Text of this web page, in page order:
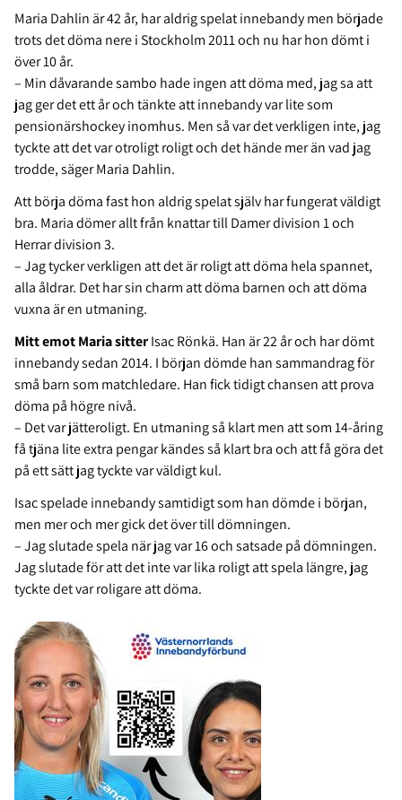
Maria Dahlin är 42 år, har aldrig spelat innebandy men började
trots det döma nere i Stockholm 2011 och nu har hon dömt i
över 10 år.
– Min dåvarande sambo hade ingen att döma med, jag sa att
jag ger det ett år och tänkte att innebandy var lite som
pensionärshockey inomhus. Men så var det verkligen inte, jag
tyckte att det var otroligt roligt och det hände mer än vad jag
trodde, säger Maria Dahlin.
Att börja döma fast hon aldrig spelat själv har fungerat väldigt
bra. Maria dömer allt från knattar till Damer division 1 och
Herrar division 3.
– Jag tycker verkligen att det är roligt att döma hela spannet,
alla åldrar. Det har sin charm att döma barnen och att döma
vuxna är en utmaning.
Mitt emot Maria sitterIsac Rönkä. Han är 22 år och har dömt
innebandy sedan 2014. I början dömde han sammandrag för
små barn som matchledare. Han fick tidigt chansen att prova
döma på högre nivå.
– Det var jätteroligt. En utmaning så klart men att som 14-åring
få tjäna lite extra pengar kändes så klart bra och att få göra det
på ett sätt jag tyckte var väldigt kul.
Isac spelade innebandy samtidigt som han dömde i början,
men mer och mer gick det över till dömningen.
– Jag slutade spela när jag var 16 och satsade på dömningen.
Jag slutade för att det inte var lika roligt att spela längre, jag
tyckte det var roligare att döma.